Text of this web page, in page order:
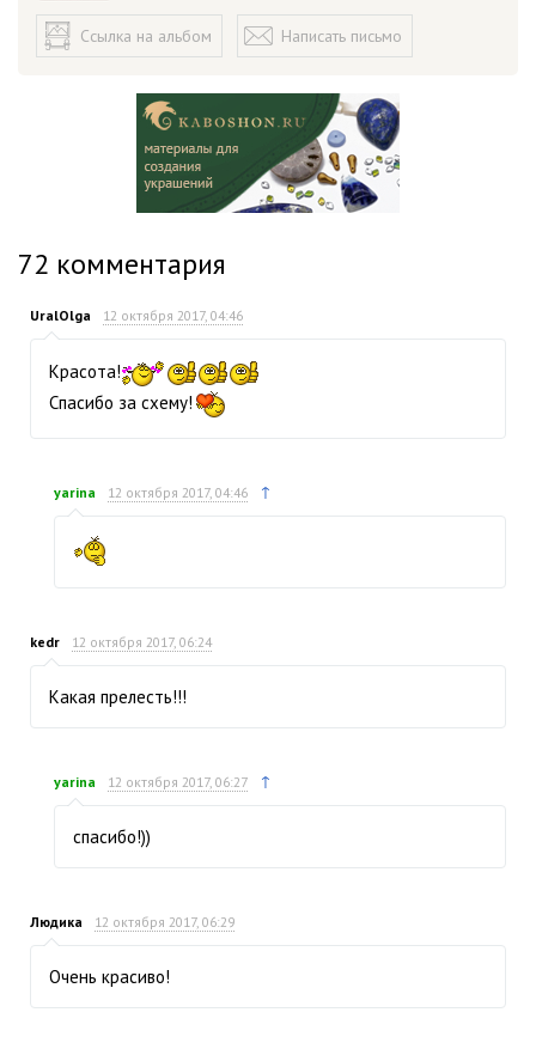
Ссылка на альбом Написать письмо
72 комментария
UralOlga 12 октября 2017, 04:46
Красота!
Спасибо за схему!
yarina 12 октября 2017, 04:46 ↑
kedr 12 октября 2017, 06:24
Какая прелесть!!!
yarina 12 октября 2017, 06:27 ↑
спасибо!))
Людика 12 октября 2017, 06:29
Очень красиво!